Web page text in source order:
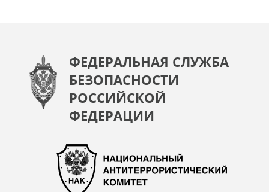
ФЕДЕРАЛЬНАЯ СЛУЖБА
БЕЗОПАСНОСТИ
РОССИЙСКОЙ
ФЕДЕРАЦИИ